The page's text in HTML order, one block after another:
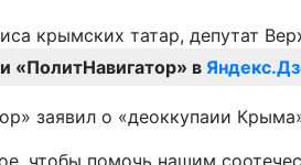
«ПолитНавигатор» в
заявил о «деоккупаии